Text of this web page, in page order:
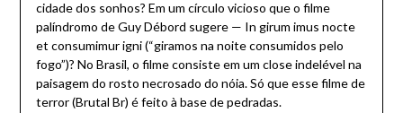
cidade dos sonhos? Em um círculo vicioso que o filme
palíndromo de Guy Débord sugere — In girum imus nocte
et consumimur igni (“giramos na noite consumidos pelo
fogo”)? No Brasil, o filme consiste em um close indelével na
paisagem do rosto necrosado do nóia. Só que esse filme de
terror (Brutal Br) é feito à base de pedradas.